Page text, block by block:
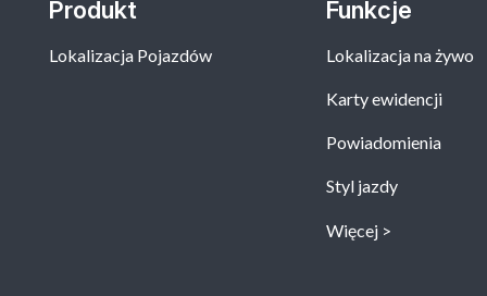
Produkt
Lokalizacja Pojazdów
Funkcje
Lokalizacja na żywo
Karty ewidencji
Powiadomienia
Styl jazdy
Więcej